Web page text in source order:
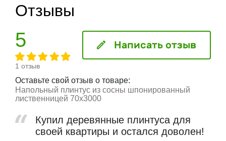
Отзывы
5
1 отзыв
Написать отзыв
Оставьте свой отзыв о товаре:
Напольный плинтус из сосны шпонированный
лиственницей 70х3000
Купил деревянные плинтуса для
своей квартиры и остался доволен!